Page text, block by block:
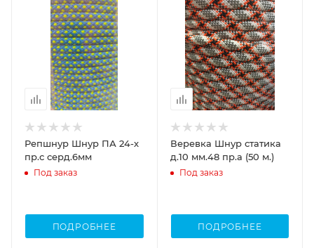
Репшнур Шнур ПА 24-х
пр.с серд.6мм
Под заказ
ПОДРОБНЕЕ
Веревка Шнур статика
д.10 мм.48 пр.а (50 м.)
Под заказ
ПОДРОБНЕЕ